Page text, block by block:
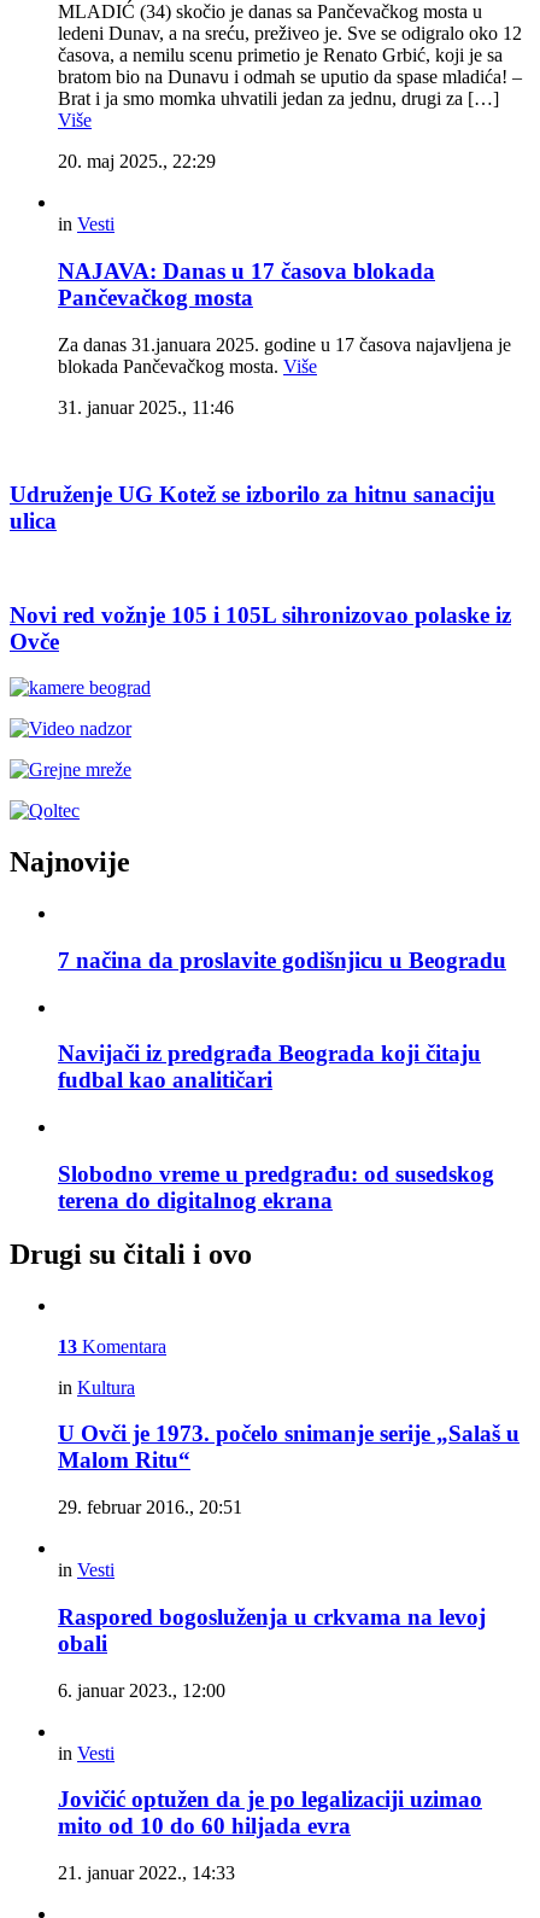
MLADIĆ (34) skočio je danas sa Pančevačkog mosta u
ledeni Dunav, a na sreću, preživeo je. Sve se odigralo oko 12
časova, a nemilu scenu primetio je Renato Grbić, koji je sa
bratom bio na Dunavu i odmah se uputio da spase mladića! –
Brat i ja smo momka uhvatili jedan za jednu, drugi za […]
Više
20. maj 2025., 22:29
in Vesti
NAJAVA: Danas u 17 časova blokada
Pančevačkog mosta
Za danas 31.januara 2025. godine u 17 časova najavljena je
blokada Pančevačkog mosta. Više
31. januar 2025., 11:46
Udruženje UG Kotež se izborilo za hitnu sanaciju
ulica
Novi red vožnje 105 i 105L sihronizovao polaske iz
Ovče
Najnovije
7 načina da proslavite godišnjicu u Beogradu
Navijači iz predgrađa Beograda koji čitaju
fudbal kao analitičari
Slobodno vreme u predgrađu: od susedskog
terena do digitalnog ekrana
Drugi su čitali i ovo
13 Komentara
in Kultura
U Ovči je 1973. počelo snimanje serije „Salaš u
Malom Ritu“
29. februar 2016., 20:51
in Vesti
Raspored bogosluženja u crkvama na levoj
obali
6. januar 2023., 12:00
in Vesti
Jovičić optužen da je po legalizaciji uzimao
mito od 10 do 60 hiljada evra
21. januar 2022., 14:33